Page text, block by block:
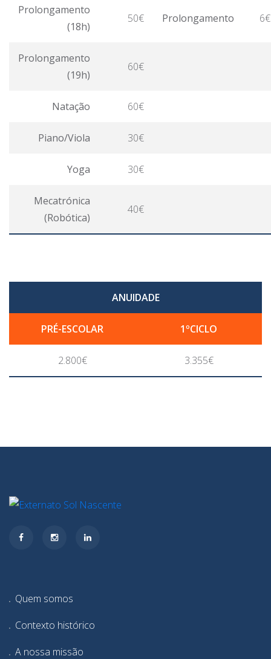
Prolongamento
(18h)
50€ Prolongamento 6€
Prolongamento
(19h)
60€
Natação 60€
Piano/Viola 30€
Yoga 30€
Mecatrónica
(Robótica)
40€
ANUIDADE
PRÉ-ESCOLAR 1ºCICLO
2.800€ 3.355€
Quem somos
Contexto histórico
A nossa missão